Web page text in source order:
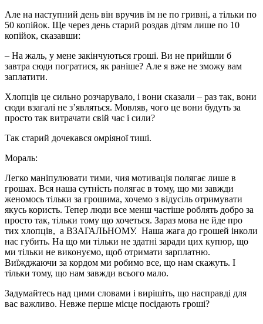
Але на наступний день він вручив їм не по гривні, а тільки по
50 копійок. Ще через день старий роздав дітям лише по 10
копійок, сказавши:
– На жаль, у мене закінчуються гроші. Ви не прийшли б
завтра сюди погратися, як раніше? Але я вже не зможу вам
заплатити.
Хлопців це сильно розчарувало, і вони сказали – раз так, вони
сюди взагалі не з’являться. Мовляв, чого це вони будуть за
просто так витрачати свій час і сили?
Так старий дочекався омріяної тиші.
Мораль:
Легко маніпулювати тими, чия мотивація полягає лише в
грошах. Вся наша сутність полягає в тому, що ми завжди
женомось тільки за грошима, хочемо з відусіль отримувати
якусь користь. Тепер люди все менш частіше роблять добро за
просто так, тільки тому що хочеться. Зараз мова не йде про
тих хлопців, а ВЗАГАЛЬНОМУ. Наша жага до грошей інколи
нас губить. На що ми тільки не здатні заради цих купюр, що
ми тільки не виконуємо, щоб отримати зарплатню.
Виїжджаючи за кордом ми робимо все, що нам скажуть. І
тільки тому, що нам завжди всього мало.
Задумайтесь над цими словами і вирішіть, що насправді для
вас важливо. Невже перше місце посідають гроші?